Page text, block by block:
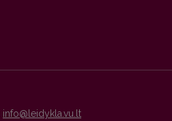
info@leidykla.vu.lt